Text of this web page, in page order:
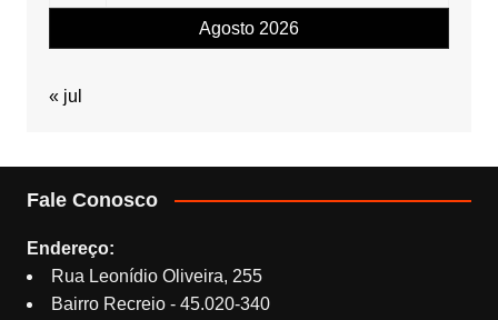
Agosto 2026
« jul
Fale Conosco
Endereço:
Rua Leonídio Oliveira, 255
Bairro Recreio - 45.020-340